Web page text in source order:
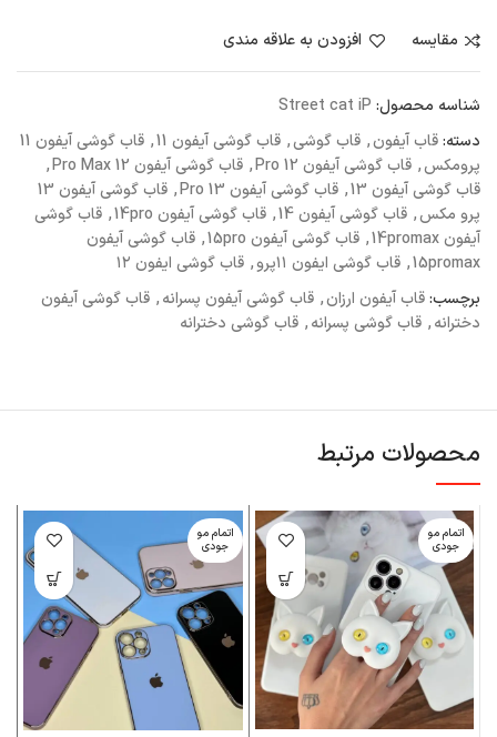
مقايسه افزودن به علاقه مندی
شناسه محصول: Street cat iP
دسته:قاب آیفون, قاب گوشی, قاب گوشی آیفون 11 ,
قاب گوشی آیفون 11
پرومکس, قاب گوشی آیفون 12 Pro , قاب گوشی آیفون 12 Pro Max
,
قاب گوشی آیفون 13
, قاب گوشی آیفون 13 Pro ,
قاب گوشی آیفون 13
پرو مکس, قاب گوشی آیفون 14 , قاب گوشی آیفون 14pro , قاب گوشی
آیفون 14promax
, قاب گوشی آیفون 15pro , قاب گوشی آیفون
15promax
, قاب گوشی ایفون ۱۱پرو , قاب گوشی ایفون ۱۲
برچسب:قاب آیفون ارزان, قاب گوشی آیفون پسرانه, قاب گوشی آیفون
دخترانه, قاب گوشی پسرانه, قاب گوشی دخترانه
محصولات مرتبط
اتمام مو
جودی
اتمام مو
جودی